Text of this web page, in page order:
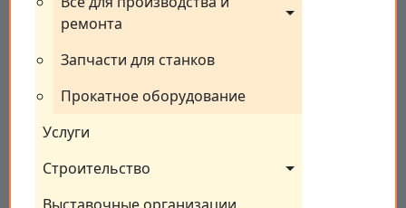
ремонта
Запчасти для станков
Прокатное оборудование
Услуги
Строительство